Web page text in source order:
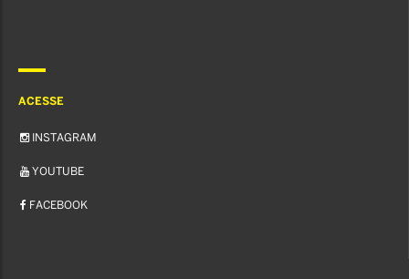
ACESSE
INSTAGRAM
YOUTUBE
FACEBOOK